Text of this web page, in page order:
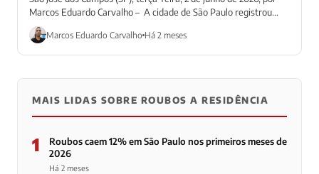
Marcos Eduardo Carvalho – A cidade de São Paulo registrou...
Marcos Eduardo Carvalho Há 2 meses
MAIS LIDAS SOBRE ROUBOS A RESIDÊNCIA
1
Roubos caem 12% em São Paulo nos primeiros meses de
2026
Há 2 meses